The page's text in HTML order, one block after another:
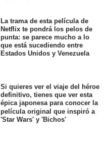
La trama de esta película de
Netflix te pondrá los pelos de
punta: se parece mucho a lo
que está sucediendo entre
Estados Unidos y Venezuela
Si quieres ver el viaje del héroe
definitivo, tienes que ver esta
épica japonesa para conocer la
película original que inspiró a
'Star Wars' y 'Bichos'